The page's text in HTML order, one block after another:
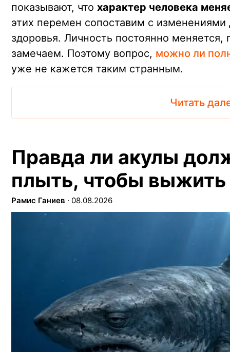
показывают, что характер человека
этих перемен сопоставим с изменениями
здоровья. Личность постоянно меняется,
замечаем. Поэтому вопрос, можно ли
уже не кажется таким странным.
Читать
Правда ли акулы
плыть, чтобы выжить
Рамис Ганиев ∙ 08.08.2026